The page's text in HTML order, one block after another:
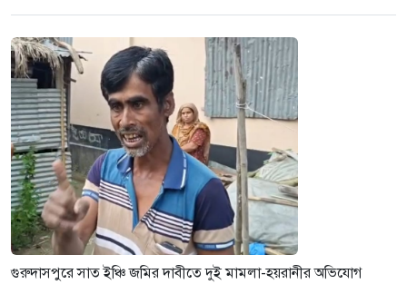
গুরুদাসপুরে সাত ইঞ্চি জমির দাবীতে দুই মামলা-হয়রানীর অভিযোগ